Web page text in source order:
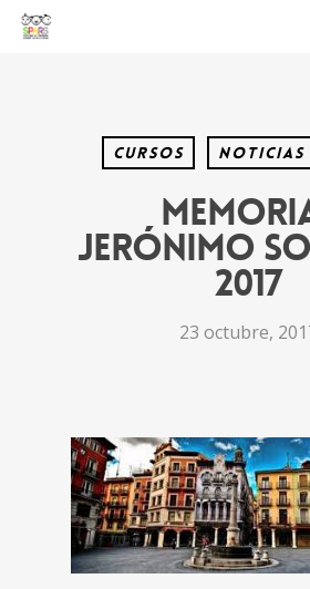
Cursos Noticias
Jerónimo
2017
23 octubre,